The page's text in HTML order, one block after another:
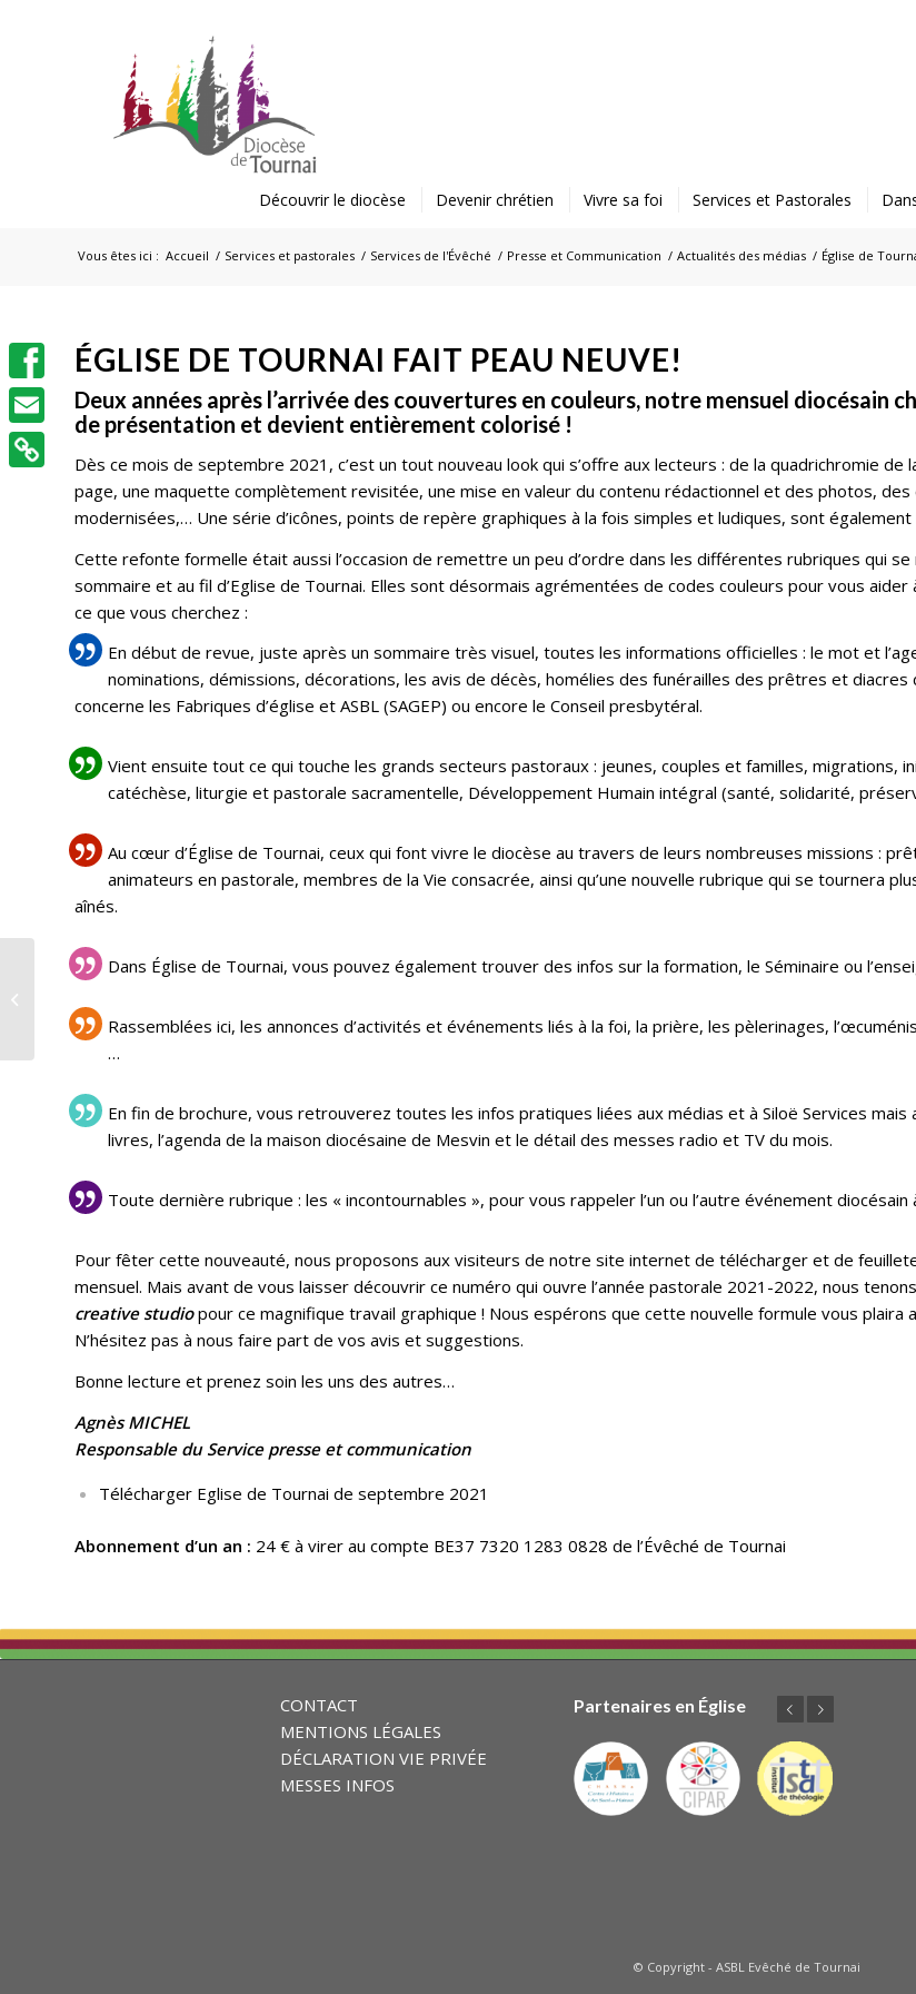
Vous êtes ici : Accueil / Services et pastorales / Services de l'Évêché / Presse et Communication / Actualités des médias / Église de
Découvrir le diocèse Devenir chrétien Vivre sa foi Services et Pastorales
ÉGLISE DE TOURNAI FAIT PEAU NEUVE!
Deux années après l’arrivée des couvertures en couleurs, notre mensuel diocésain
de présentation et devient entièrement colorisé !
Dès ce mois de septembre 2021, c’est un tout nouveau look qui s’offre aux lecteurs : de la quadrichromie de
page, une maquette complètement revisitée, une mise en valeur du contenu rédactionnel et des photos,
modernisées,… Une série d’icônes, points de repère graphiques à la fois simples et ludiques, sont
Cette refonte formelle était aussi l’occasion de remettre un peu d’ordre dans les différentes rubriques qui
sommaire et au fil d’Eglise de Tournai. Elles sont désormais agrémentées de codes couleurs pour vous
ce que vous cherchez :
En début de revue, juste après un sommaire très visuel, toutes les informations officielles : le mot et
nominations, démissions, décorations, les avis de décès, homélies des funérailles des prêtres et diacres
concerne les Fabriques d’église et ASBL (SAGEP) ou encore le Conseil presbytéral.
Vient ensuite tout ce qui touche les grands secteurs pastoraux : jeunes, couples et familles, migrations,
catéchèse, liturgie et pastorale sacramentelle, Développement Humain intégral (santé, solidarité,
Au cœur d’Église de Tournai, ceux qui font vivre le diocèse au travers de leurs nombreuses missions :
animateurs en pastorale, membres de la Vie consacrée, ainsi qu’une nouvelle rubrique qui se tournera
aînés.
Dans Église de Tournai, vous pouvez également trouver des infos sur la formation, le Séminaire ou
Rassemblées ici, les annonces d’activités et événements liés à la foi, la prière, les pèlerinages,
…
En fin de brochure, vous retrouverez toutes les infos pratiques liées aux médias et à Siloë Services mais
livres, l’agenda de la maison diocésaine de Mesvin et le détail des messes radio et TV du mois.
Toute dernière rubrique : les « incontournables », pour vous rappeler l’un ou l’autre événement diocésain
Pour fêter cette nouveauté, nous proposons aux visiteurs de notre site internet de télécharger et de
mensuel. Mais avant de vous laisser découvrir ce numéro qui ouvre l’année pastorale 2021-2022, nous
creative studiopour ce magnifique travail graphique ! Nous espérons que cette nouvelle formule vous plaira
N’hésitez pas à nous faire part de vos avis et suggestions.
Bonne lecture et prenez soin les uns des autres…
Agnès MICHEL
Responsable du Service presse et communication
Télécharger Eglise de Tournai de septembre 2021
Abonnement d’un an : 24 € à virer au compte BE37 7320 1283 0828 de l’Évêché de Tournai
CONTACT
MENTIONS LÉGALES
DÉCLARATION VIE PRIVÉE
MESSES INFOS
Partenaires en Église
PrécédentSuivant
© Copyright - ASBL Evêché de Tournai
L’Assomption, entre
dogme et tradition
Facebook
Email